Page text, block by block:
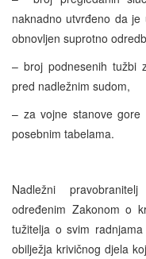
naknadno utvrđeno da
obnovljen suprotno
– broj podnesenih tužbi
pred nadležnim sudom,
– za vojne stanove gore
posebnim tabelama.
Nadležni
određenim Zakonom o
tužitelja o svim
obilježja krivičnog djela